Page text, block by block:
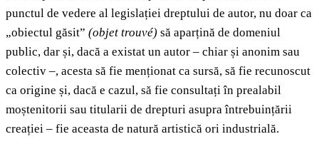
punctul de vedere al legislației dreptului de autor, nu doar ca
„obiectul găsit” (objet trouvé) să aparțină de domeniul
public, dar și, dacă a existat un autor – chiar și anonim sau
colectiv –, acesta să fie menționat ca sursă, să fie recunoscut
ca origine și, dacă e cazul, să fie consultați în prealabil
moștenitorii sau titularii de drepturi asupra întrebuințării
creației – fie aceasta de natură artistică ori industrială.